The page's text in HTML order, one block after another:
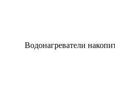
Водонагреватели